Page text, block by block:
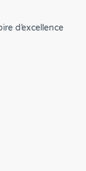
d’excellence